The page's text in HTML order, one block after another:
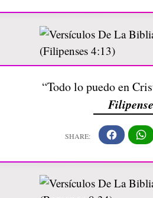
“Todo lo puedo en